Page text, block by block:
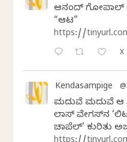
ಆನಂದ್‌ ಗೋಪಾಲ್‌
“ಆಟ”
https://
X
Kendasampige
ಮದುವೆ ಮದುವೆ ಆ
ಲಾಸ್‌ ವೇಗಸ್‌ನ
ಚಾಪೆಲ್’ ಕುರಿತು